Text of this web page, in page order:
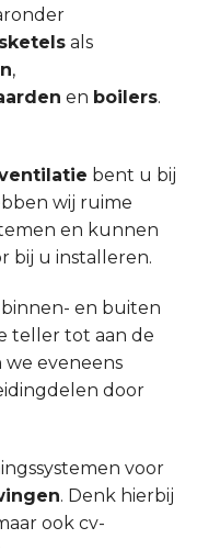
als
,
en boilers.
bent u bij
wij ruime
en kunnen
bij u installeren.
binnen- en buiten
teller tot aan de
we eveneens
door
voor
. Denk hierbij
ook cv-